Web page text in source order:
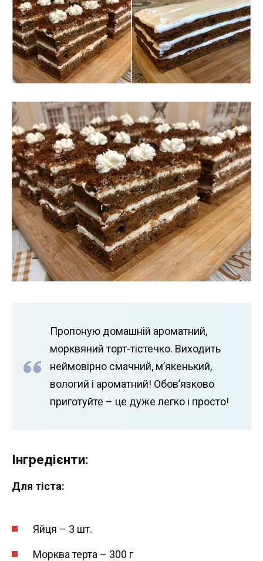
Пропоную домашній ароматний,
морквяний торт-тістечко. Виходить
неймовірно смачний, м’якенький,
вологий і ароматний! Обов’язково
приготуйте – це дуже легко і просто!
Інгредієнти:
Для тіста:
Яйця – 3 шт.
Морква терта – 300 г